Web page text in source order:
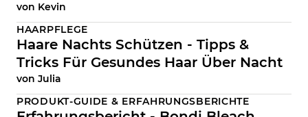
von Kevin
HAARPFLEGE
Haare Nachts Schützen - Tipps &
Tricks Für Gesundes Haar Über Nacht
von Julia
PRODUKT-GUIDE & ERFAHRUNGSBERICHTE